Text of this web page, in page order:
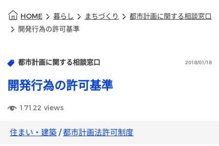
HOME 暮らし まちづくり
都市計画に関する相談窓口
開発行為の許可基準
都市計画に関する相談窓口 2018/01/18
開発行為の許可基準
17122 views
住まい・建築/都市計画法許可制度